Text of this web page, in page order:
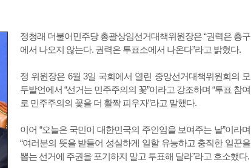
정청래 더불어민주당 총괄상임선거대책위원장은 “권력은 총구
에서 나오지 않는다. 권력은 투표소에서 나온다”라고 밝혔다.
정 위원장은 6월 3일 국회에서 열린 중앙선거대책위원회의 모
두발언에서 “선거는 민주주의의 꽃”이라고 강조하며 “투표 참여
로 민주주의의 꽃을 더 활짝 피우자”라고 말했다.
이어 “오늘은 국민이 대한민국의 주인임을 보여주는 날”이라며
“여러분의 뜻을 받들어 성실하게 일할 유능하고 충직한 일꾼을
뽑는 선거에 주권을 포기하지 말고 투표해 달라”라고 호소했다.